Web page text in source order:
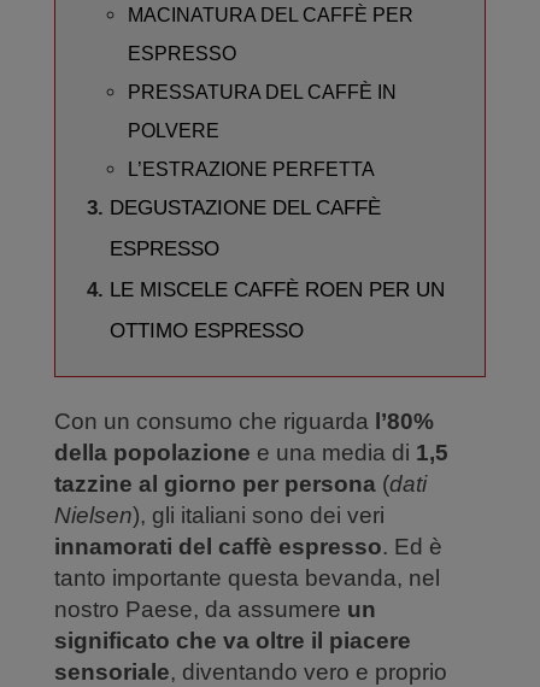
MACINATURA DEL CAFFÈ PER
ESPRESSO
PRESSATURA DEL CAFFÈ IN
POLVERE
L’ESTRAZIONE PERFETTA
DEGUSTAZIONE DEL CAFFÈ
ESPRESSO
LE MISCELE CAFFÈ ROEN PER UN
OTTIMO ESPRESSO
Con un consumo che riguarda l’80%
della popolazione e una media di 1,5
tazzine al giorno per persona (dati
Nielsen), gli italiani sono dei veri
innamorati del caffè espresso. Ed è
tanto importante questa bevanda, nel
nostro Paese, da assumere un
significato che va oltre il piacere
sensoriale, diventando vero e proprio